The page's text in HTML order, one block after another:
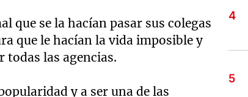
que se la hacían pasar sus colegas
que le hacían la vida imposible y
todas las agencias.
y a ser una de las